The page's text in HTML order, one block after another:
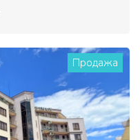
Продажа